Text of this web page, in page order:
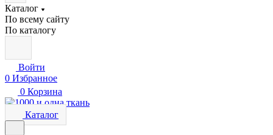
Каталог
По всему сайту
По каталогу
Войти
0 Избранное
0 Корзина
Каталог